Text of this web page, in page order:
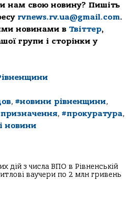
нам свою новину? Пишіть
rvnews.rv.ua@gmail.com.
новинами в Твіттер,
групи і сторінки у
, #новини рівненщини,
, #прокуратура,
новини
дій з числа ВПО в Рівненській
ваучери по 2 млн гривень